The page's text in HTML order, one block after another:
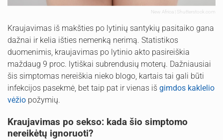
New Africa | Shutterstock.com
Kraujavimas iš makšties po lytinių santykių pasitaiko gana
dažnai ir kelia išties nemenką nerimą. Statistikos
duomenimis, kraujavimas po lytinio akto pasireiškia
maždaug 9 proc. lytiškai subrendusių moterų. Dažniausiai
šis simptomas nereiškia nieko blogo, kartais tai gali būti
infekcijos pasekmė, bet taip pat ir vienas iš gimdos kaklelio
vėžio požymių.
Kraujavimas po sekso: kada šio simptomo
nereikėtų ignoruoti?